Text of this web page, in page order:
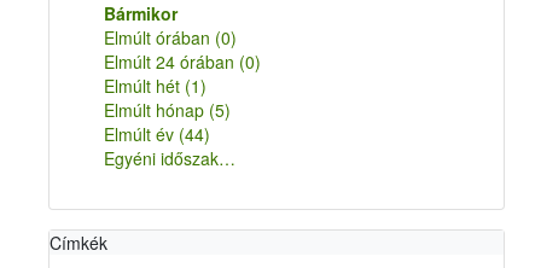
Bármikor
Elmúlt órában (0)
Elmúlt 24 órában (0)
Elmúlt hét (1)
Elmúlt hónap (5)
Elmúlt év (44)
Egyéni időszak…
Címkék